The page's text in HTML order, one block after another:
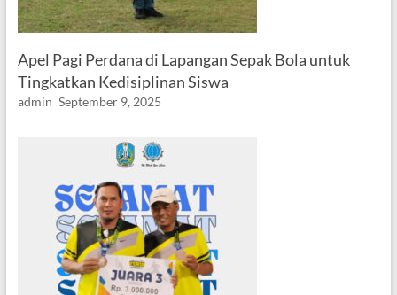
Apel Pagi Perdana di Lapangan Sepak Bola untuk
Tingkatkan Kedisiplinan Siswa
admin September 9, 2025